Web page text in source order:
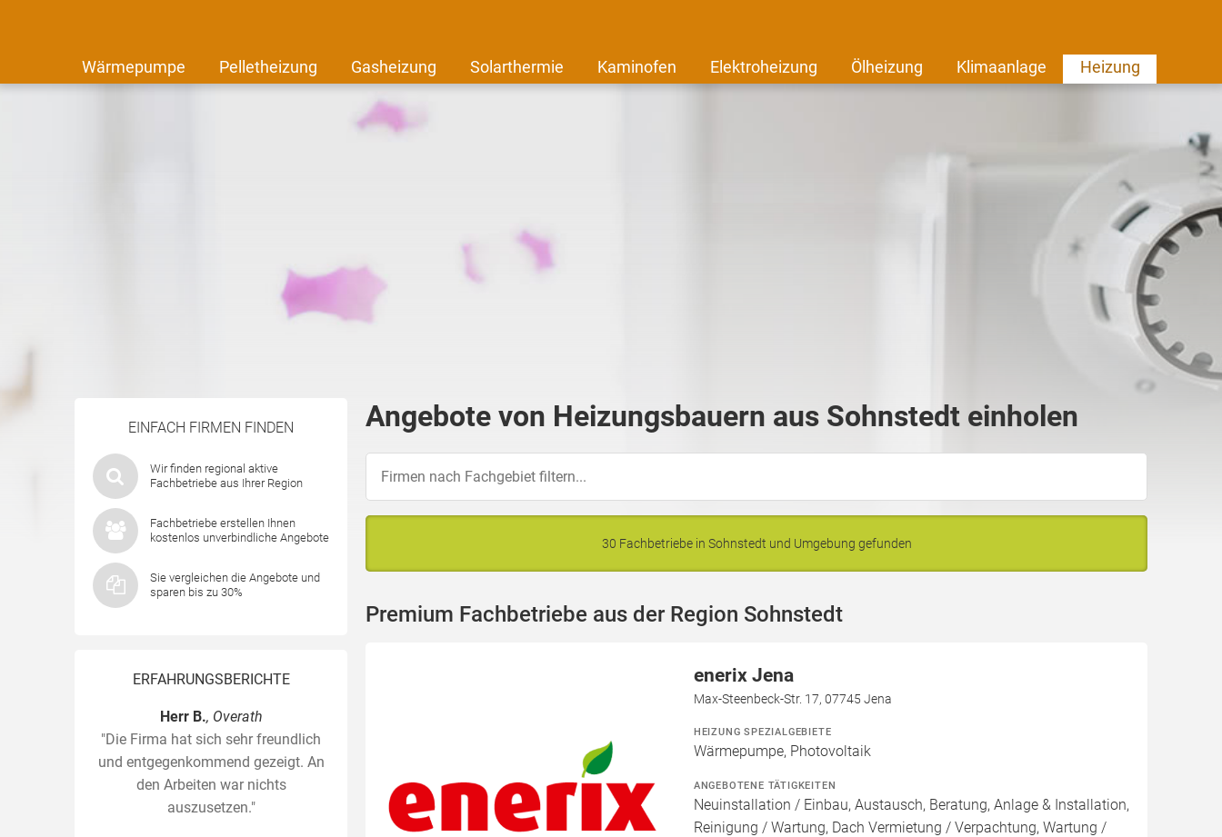
Wärmepumpe Pelletheizung Gasheizung Solarthermie Kaminofen Elektroheizung Ölheizung Klimaanlage Heizung
EINFACH FIRMEN FINDEN
Wir finden regional aktive
Fachbetriebe aus Ihrer Region
Fachbetriebe erstellen Ihnen
kostenlos unverbindliche Angebote
Sie vergleichen die Angebote und
sparen bis zu 30%
ERFAHRUNGSBERICHTE
Herr B., Overath
"Die Firma hat sich sehr freundlich
und entgegenkommend gezeigt. An
den Arbeiten war nichts
auszusetzen."
Angebote von Heizungsbauern aus Sohnstedt einholen
30 Fachbetriebe in Sohnstedt und Umgebung gefunden
Premium Fachbetriebe aus der Region Sohnstedt
enerix Jena
Max-Steenbeck-Str. 17, 07745 Jena
HEIZUNG SPEZIALGEBIETE
Wärmepumpe, Photovoltaik
ANGEBOTENE TÄTIGKEITEN
Neuinstallation / Einbau, Austausch, Beratung, Anlage & Installation,
Reinigung / Wartung, Dach Vermietung / Verpachtung, Wartung /